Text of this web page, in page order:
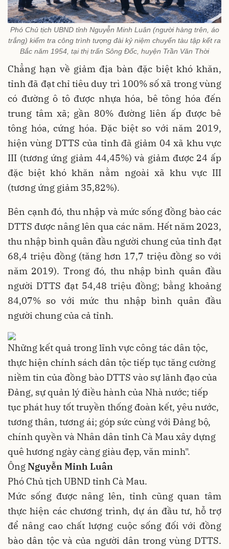
Phó Chủ tịch UBND tỉnh Nguyễn Minh Luân (người hàng trên, áo
trắng) kiểm tra công trình tượng đài kỷ niệm chuyến tàu tập kết ra
Bắc năm 1954, tại thị trấn Sông Đốc, huyện Trần Văn Thời
Chẳng hạn về giảm địa bàn đặc biệt khó khăn,
tỉnh đã đạt chỉ tiêu duy trì 100% số xã trong vùng
có đường ô tô được nhựa hóa, bê tông hóa đến
trung tâm xã; gần 80% đường liên ấp được bê
tông hóa, cứng hóa. Đặc biệt so với năm 2019,
hiện vùng DTTS của tỉnh đã giảm 04 xã khu vực
III (tương ứng giảm 44,45%) và giảm được 24 ấp
đặc biệt khó khăn nằm ngoài xã khu vực III
(tương ứng giảm 35,82%).
Bên cạnh đó, thu nhập và mức sống đồng bào các
DTTS được nâng lên qua các năm. Hết năm 2023,
thu nhập bình quân đầu người chung của tỉnh đạt
68,4 triệu đồng (tăng hơn 17,7 triệu đồng so với
năm 2019). Trong đó, thu nhập bình quân đầu
người DTTS đạt 54,48 triệu đồng; bằng khoảng
84,07% so với mức thu nhập bình quân đầu
người chung của cả tỉnh.
Những kết quả trong lĩnh vực công tác dân tộc,
thực hiện chính sách dân tộc tiếp tục tăng cường
niềm tin của đồng bào DTTS vào sự lãnh đạo của
Đảng, sự quản lý điều hành của Nhà nước; tiếp
tục phát huy tốt truyền thống đoàn kết, yêu nước,
tương thân, tương ái; góp sức cùng với Đảng bộ,
chính quyền và Nhân dân tỉnh Cà Mau xây dựng
quê hương ngày càng giàu đẹp, văn minh".
ÔngNguyễn Minh Luân
Phó Chủ tịch UBND tỉnh Cà Mau.
Mức sống được nâng lên, tỉnh cũng quan tâm
thực hiện các chương trình, dự án đầu tư, hỗ trợ
để nâng cao chất lượng cuộc sống đối với đồng
bào dân tộc và của người dân trong vùng DTTS.